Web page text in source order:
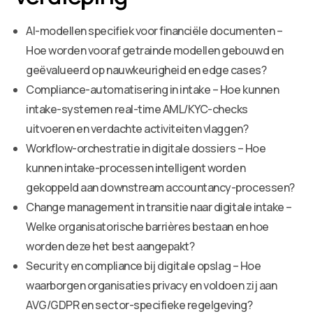
AI-modellen specifiek voor financiële documenten –
Hoe worden vooraf getrainde modellen gebouwd en
geëvalueerd op nauwkeurigheid en edge cases?
Compliance-automatisering in intake – Hoe kunnen
intake-systemen real-time AML/KYC-checks
uitvoeren en verdachte activiteiten vlaggen?
Workflow-orchestratie in digitale dossiers – Hoe
kunnen intake-processen intelligent worden
gekoppeld aan downstream accountancy-processen?
Change management in transitie naar digitale intake –
Welke organisatorische barrières bestaan en hoe
worden deze het best aangepakt?
Security en compliance bij digitale opslag – Hoe
waarborgen organisaties privacy en voldoen zij aan
AVG/GDPR en sector-specifieke regelgeving?